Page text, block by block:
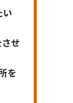
い
せ
を